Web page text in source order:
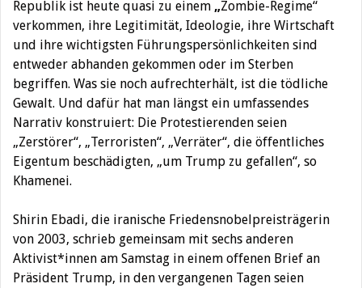
Republik ist heute quasi zu einem „Zombie-Regime“
verkommen, ihre Legitimität, Ideologie, ihre Wirtschaft
und ihre wichtigsten Führungspersönlichkeiten sind
entweder abhanden gekommen oder im Sterben
begriffen. Was sie noch aufrechterhält, ist die tödliche
Gewalt. Und dafür hat man längst ein umfassendes
Narrativ konstruiert: Die Protestierenden seien
„Zerstörer“, „Terroristen“, „Verräter“, die öffentliches
Eigentum beschädigten, „um Trump zu gefallen“, so
Khamenei.
Shirin Ebadi, die iranische Friedensnobelpreisträgerin
von 2003, schrieb gemeinsam mit sechs anderen
Aktivist*innen am Samstag in einem offenen Brief an
Präsident Trump, in den vergangenen Tagen seien